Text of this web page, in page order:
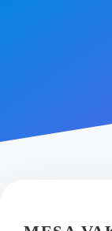
Hakkımızda